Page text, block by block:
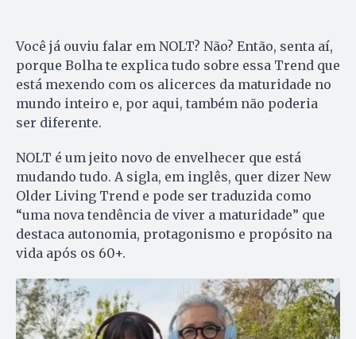
Você já ouviu falar em NOLT? Não? Então, senta aí,
porque Bolha te explica tudo sobre essa Trend que
está mexendo com os alicerces da maturidade no
mundo inteiro e, por aqui, também não poderia
ser diferente.
NOLT é um jeito novo de envelhecer que está
mudando tudo. A sigla, em inglês, quer dizer New
Older Living Trend e pode ser traduzida como
“uma nova tendência de viver a maturidade” que
destaca autonomia, protagonismo e propósito na
vida após os 60+.